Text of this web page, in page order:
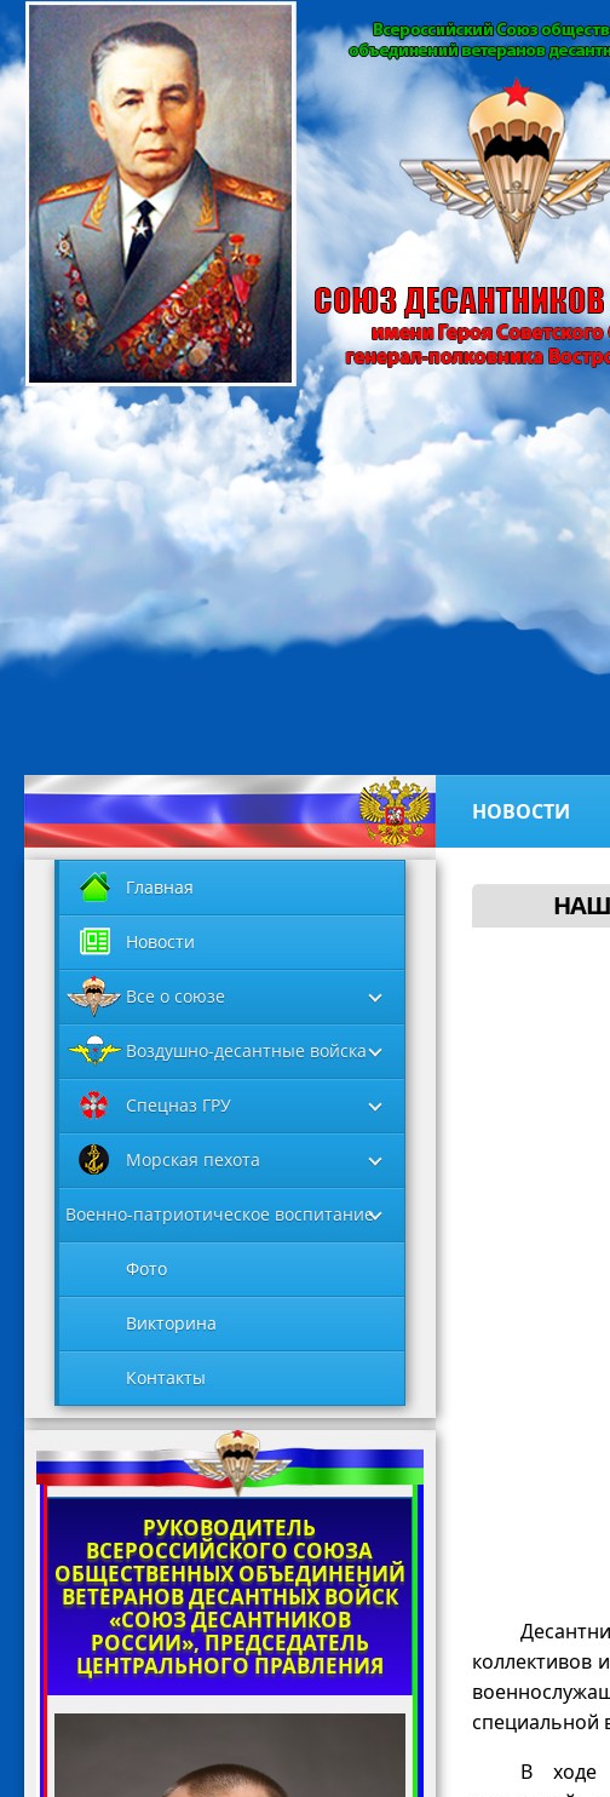
НОВОСТИ
коллективов
специальной
В ходе
Главная
Новости
Все о союзе
Воздушно-десантные войска
Спецназ ГРУ
Морская пехота
Военно-патриотическое воспитание
Фото
Викторина
Контакты
РУКОВОДИТЕЛЬ
ВСЕРОССИЙСКОГО СОЮЗА
ОБЩЕСТВЕННЫХ ОБЪЕДИНЕНИЙ
ВЕТЕРАНОВ ДЕСАНТНЫХ ВОЙСК
«СОЮЗ ДЕСАНТНИКОВ
РОССИИ», ПРЕДСЕДАТЕЛЬ
ЦЕНТРАЛЬНОГО ПРАВЛЕНИЯ